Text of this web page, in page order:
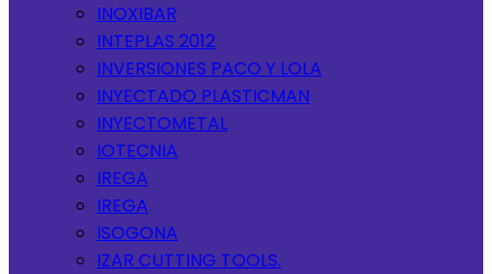
INOXIBAR
INTEPLAS 2012
INVERSIONES PACO Y LOLA
INYECTADO PLASTICMAN
INYECTOMETAL
IOTECNIA
IREGA
IREGA
ISOGONA
IZAR CUTTING TOOLS.